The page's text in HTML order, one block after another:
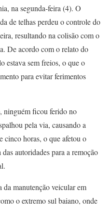
na segunda-feira (4). O
de telhas perdeu o controle do
resultando na colisão com o
De acordo com o relato do
estava sem freios, o que o
para evitar ferimentos
ninguém ficou ferido no
pela via, causando a
cinco horas, o que afetou o
autoridades para a remoção
manutenção veicular em
o extremo sul baiano, onde